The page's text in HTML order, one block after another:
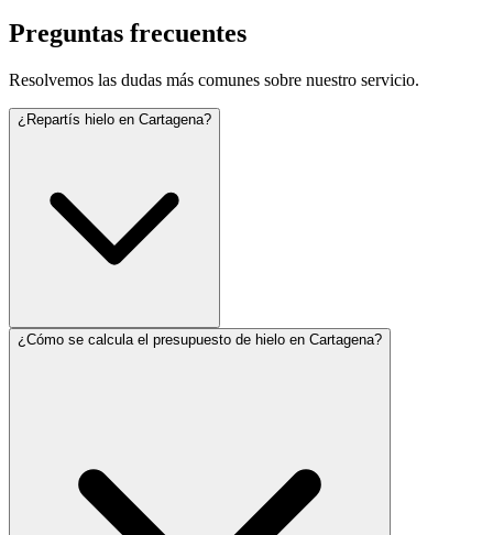
Preguntas frecuentes
Resolvemos las dudas más comunes sobre nuestro servicio.
¿Repartís hielo en Cartagena?
¿Cómo se calcula el presupuesto de hielo en Cartagena?